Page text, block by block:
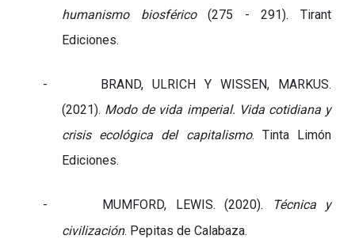
humanismo biosférico(275 - 291). Tirant
Ediciones.
-
BRAND, ULRICH Y WISSEN, MARKUS.
(2021). Modo de vida imperial. Vida cotidiana y
crisis ecológica del capitalismo. Tinta Limón
Ediciones.
- MUMFORD, LEWIS. (2020).
Técnica y
civilización. Pepitas de Calabaza.